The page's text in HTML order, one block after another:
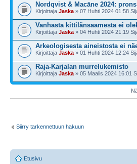
Nordqvist & Macāne 2024:
Kirjoittaja Jaska » 07 Huhti 2024 01:58
Vanhasta kittilänsaamesta ei
Kirjoittaja Jaska » 04 Huhti 2024 21:19
Arkeologisesta aineistosta ei
Kirjoittaja Jaska » 01 Huhti 2024 12:24
Raja-Karjalan murrelukemisto
Kirjoittaja Jaska » 05 Maalis 2024 16:01
Siirry tarkennettuun hakuun
Etusivu